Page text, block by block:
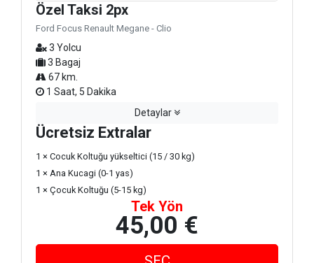
Özel Taksi 2px
Ford Focus Renault Megane - Clio
3 Yolcu
3 Bagaj
67 km.
1 Saat, 5 Dakika
Detaylar
Ücretsiz Extralar
1 × Cocuk Koltuğu yükseltici (15 / 30 kg)
1 × Ana Kucagi (0-1 yas)
1 × Çocuk Koltuğu (5-15 kg)
Tek Yön
45,00 €